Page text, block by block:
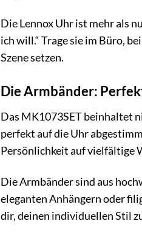
Die Lennox Uhr ist mehr als
ich will.“ Trage sie im Büro,
Szene setzen.
Die Armbänder:
Das MK1073SET beinhaltet
perfekt auf die Uhr
Persönlichkeit auf vielfältige
Die Armbänder sind aus
eleganten Anhängern oder
dir, deinen individuellen Stil